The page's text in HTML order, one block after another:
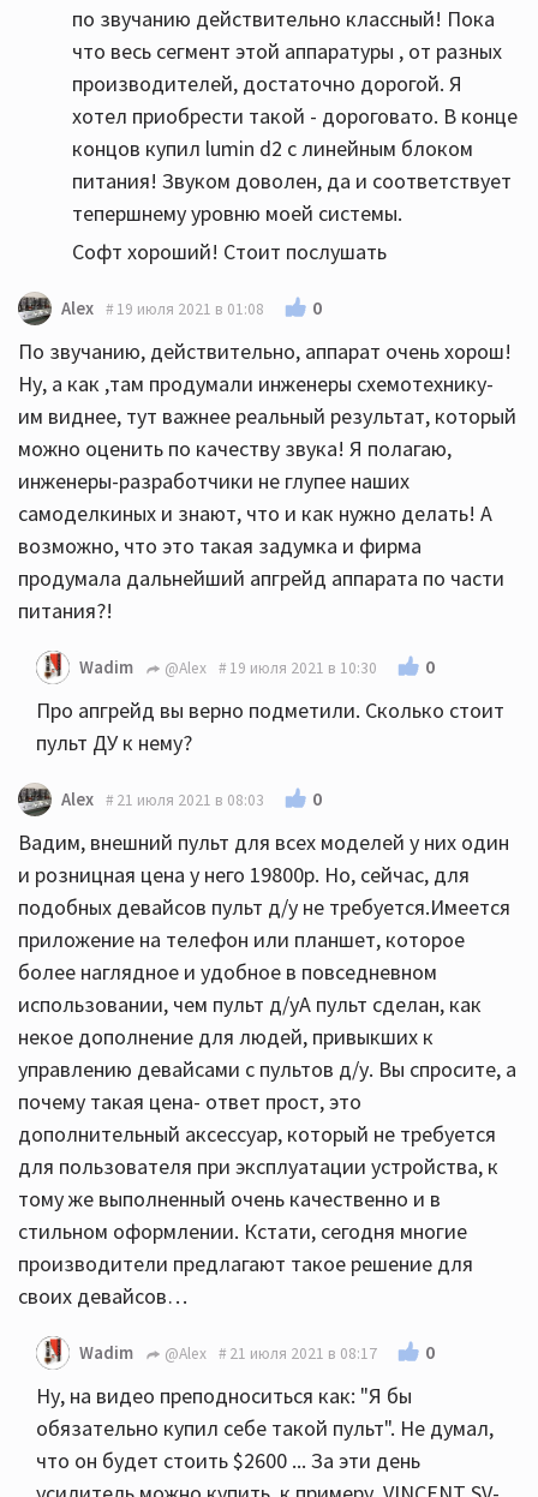
по звучанию действительно классный! Пока
что весь сегмент этой аппаратуры , от разных
производителей, достаточно дорогой. Я
хотел приобрести такой - дороговато. В конце
концов купил lumin d2 с линейным блоком
питания! Звуком доволен, да и соответствует
тепершнему уровню моей системы.
Софт хороший! Стоит послушать
Alex 19 июля 2021 в 01:08 0
По звучанию, действительно, аппарат очень хорош!
Ну, а как ,там продумали инженеры схемотехнику-
им виднее, тут важнее реальный результат, который
можно оценить по качеству звука! Я полагаю,
инженеры-разработчики не глупее наших
самоделкиных и знают, что и как нужно делать! А
возможно, что это такая задумка и фирма
продумала дальнейший апгрейд аппарата по части
питания?!
Wadim @Alex 19 июля 2021 в 10:30 0
Про апгрейд вы верно подметили. Сколько стоит
пульт ДУ к нему?
Alex 21 июля 2021 в 08:03 0
Вадим, внешний пульт для всех моделей у них один
и розницная цена у него 19800р. Но, сейчас, для
подобных девайсов пульт д/у не требуется.Имеется
приложение на телефон или планшет, которое
более наглядное и удобное в повседневном
использовании, чем пульт д/уА пульт сделан, как
некое дополнение для людей, привыкших к
управлению девайсами с пультов д/у. Вы спросите, а
почему такая цена- ответ прост, это
дополнительный аксессуар, который не требуется
для пользователя при эксплуатации устройства, к
тому же выполненный очень качественно и в
стильном оформлении. Кстати, сегодня многие
производители предлагают такое решение для
своих девайсов…
Wadim @Alex 21 июля 2021 в 08:17 0
Ну, на видео преподноситься как: "Я бы
обязательно купил себе такой пульт". Не думал,
что он будет стоить $2600 ... За эти день